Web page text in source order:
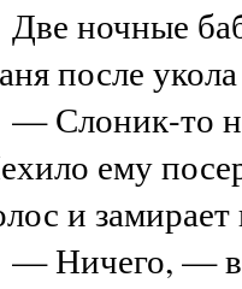
Две ночные
после
— Слоник-то
ему
и
— Ничего, —